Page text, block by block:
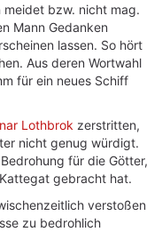
meidet bzw. nicht mag.
Mann Gedanken
lassen. So hört
Aus deren Wortwahl
für ein neues Schiff
Lothbrok zerstritten,
nicht genug würdigt.
für die Götter,
gebracht hat.
verstoßen
zu bedrohlich